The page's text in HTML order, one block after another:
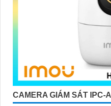
CAMERA GIÁM SÁT IPC-